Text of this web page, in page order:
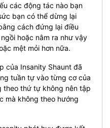
các động tác nào bạn
bạn có thể dừng lại
cách đứng lại điều
hoặc nằm ra như vậy
mệt mỏi hơn nữa.
của Insanity Shaunt đã
tuần tự vào từng cơ của
thứ tự không nên tập
mà không theo hướng